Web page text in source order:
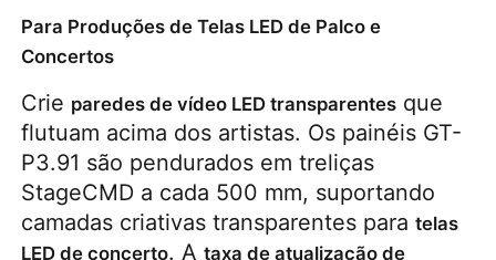
Para Produções de Telas LED de Palco e
Concertos
Crie paredes de vídeo LED transparentes que
flutuam acima dos artistas. Os painéis GT-
P3.91 são pendurados em treliças
StageCMD a cada 500 mm, suportando
camadas criativas transparentes para telas
LED de concerto. A taxa de atualização de